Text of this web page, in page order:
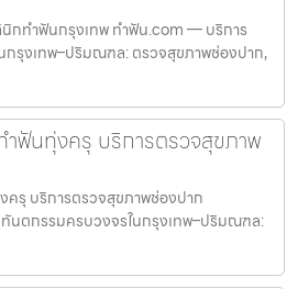
กทำฟันกรุงเทพ ทำฟัน.com — บริการ
รุงเทพ–ปริมณฑล: ตรวจสุขภาพช่องปาก,
ำฟันทุ่งครุ บริการตรวจสุขภาพ
ครุ บริการตรวจสุขภาพช่องปาก
ตกรรมครบวงจรในกรุงเทพ–ปริมณฑล: